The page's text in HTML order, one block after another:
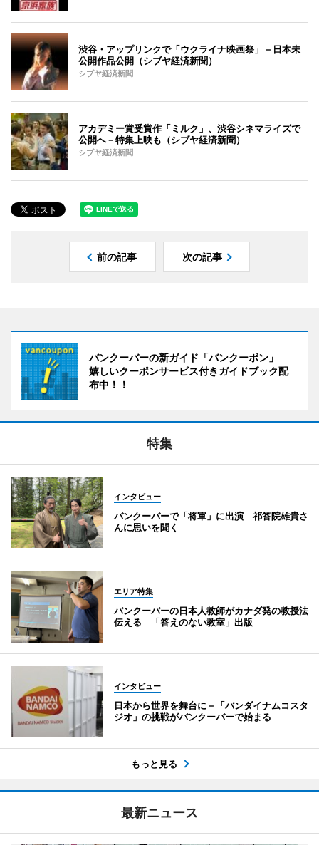
渋谷・アップリンクで「ウクライナ映画祭」－日本未
公開作品公開（シブヤ経済新聞）
シブヤ経済新聞
アカデミー賞受賞作「ミルク」、渋谷シネマライズで
公開へ－特集上映も（シブヤ経済新聞）
シブヤ経済新聞
前の記事 次の記事
バンクーバーの新ガイド「バンクーポン」
嬉しいクーポンサービス付きガイドブック配
布中！！
特集
インタビュー
バンクーバーで「将軍」に出演 祁答院雄貴さ
んに思いを聞く
エリア特集
バンクーバーの日本人教師がカナダ発の教授法
伝える 「答えのない教室」出版
インタビュー
日本から世界を舞台に－「バンダイナムコスタ
ジオ」の挑戦がバンクーバーで始まる
もっと見る
最新ニュース